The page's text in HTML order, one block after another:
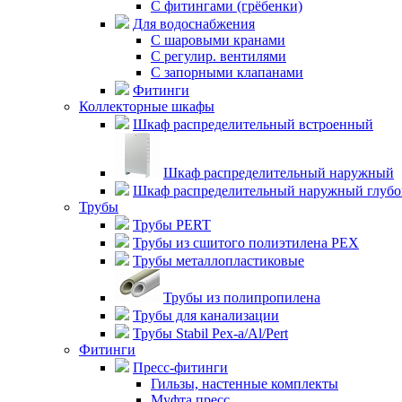
С фитингами (грёбенки)
Для водоснабжения
С шаровыми кранами
С регулир. вентилями
С запорными клапанами
Фитинги
Коллекторные шкафы
Шкаф распределительный встроенный
Шкаф распределительный наружный
Шкаф распределительный наружный
Трубы
Трубы PERT
Трубы из сшитого полиэтилена PEX
Трубы металлопластиковые
Трубы из полипропилена
Трубы для канализации
Трубы Stabil Pex-a/Al/Pert
Фитинги
Пресс-фитинги
Гильзы, настенные комплекты